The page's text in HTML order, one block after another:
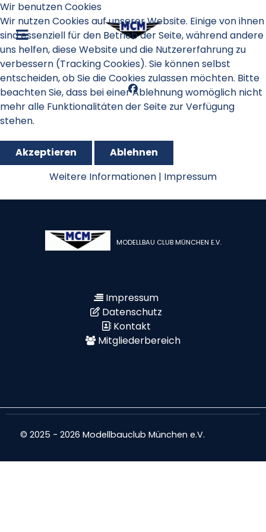
RES 2019
MODELLBAU CLUB MÜNCHEN E.V.
Impressum
Datenschutz
Kontakt
Mitgliederbereich
© 2025 - 2026 Modellbauclub München e.V.
Wir benutzen Cookies
Wir nutzen Cookies auf unserer Website. Einige von ihnen
sind essenziell für den Betrieb der Seite, während andere
uns helfen, diese Website und die Nutzererfahrung zu
verbessern (Tracking Cookies). Sie können selbst
entscheiden, ob Sie die Cookies zulassen möchten. Bitte
beachten Sie, dass bei einer Ablehnung womöglich nicht
mehr alle Funktionalitäten der Seite zur Verfügung
stehen.
Akzeptieren
Ablehnen
Weitere Informationen | Impressum